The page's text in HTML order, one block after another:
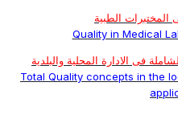
المختبرات الطبية
Quality in Medical
فى الادارة المحلية والبلدية
Total Quality concepts in the